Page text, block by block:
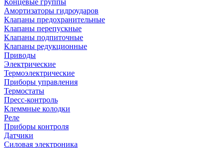
Концевые группы
Амортизаторы гидроударов
Клапаны предохранительные
Клапаны перепускные
Клапаны подпиточные
Клапаны редукционные
Приводы
Электрические
Термоэлектрические
Приборы управления
Термостаты
Пресс-контроль
Клеммные колодки
Реле
Приборы контроля
Датчики
Силовая электроника